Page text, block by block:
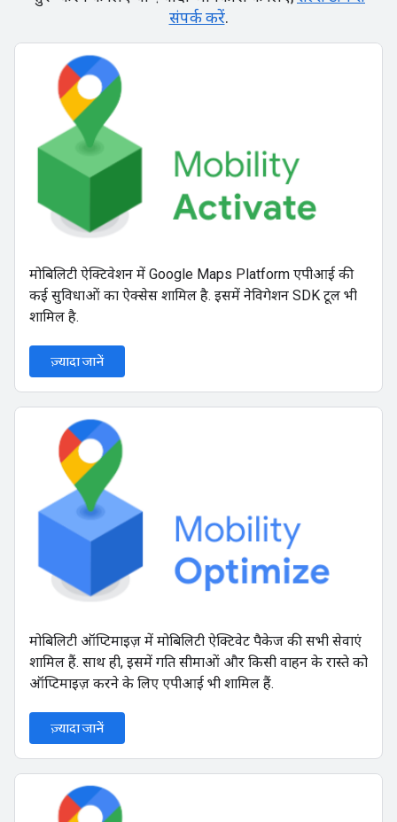
संपर्क करें.
मोबिलिटी ऐक्टिवेशन में Google Maps Platform एपीआई की
कई सुविधाओं का ऐक्सेस शामिल है. इसमें नेविगेशन SDK टूल भी
शामिल है.
ज़्यादा जानें
मोबिलिटी ऑप्टिमाइज़ में मोबिलिटी ऐक्टिवेट पैकेज की सभी सेवाएं
शामिल हैं. साथ ही, इसमें गति सीमाओं और किसी वाहन के रास्ते को
ऑप्टिमाइज़ करने के लिए एपीआई भी शामिल हैं.
ज़्यादा जानें